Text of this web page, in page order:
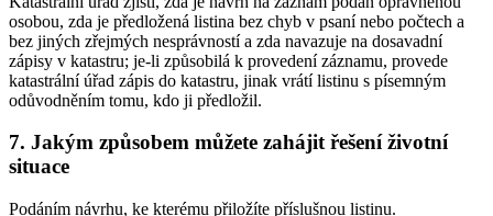
osobou, zda je předložená listina bez chyb v psaní nebo počtech a
bez jiných zřejmých nesprávností a zda navazuje na dosavadní
zápisy v katastru; je-li způsobilá k provedení záznamu, provede
katastrální úřad zápis do katastru, jinak vrátí listinu s písemným
odůvodněním tomu, kdo ji předložil.
7. Jakým způsobem můžete zahájit řešení životní
situace
Podáním návrhu, ke kterému přiložíte příslušnou listinu.